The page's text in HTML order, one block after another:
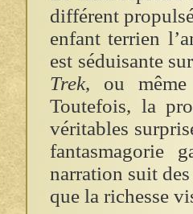
différent
enfant terrien
est séduisante
Trek, ou
Toutefois, la
véritables
fantasmagorie
narration suit
que la richesse